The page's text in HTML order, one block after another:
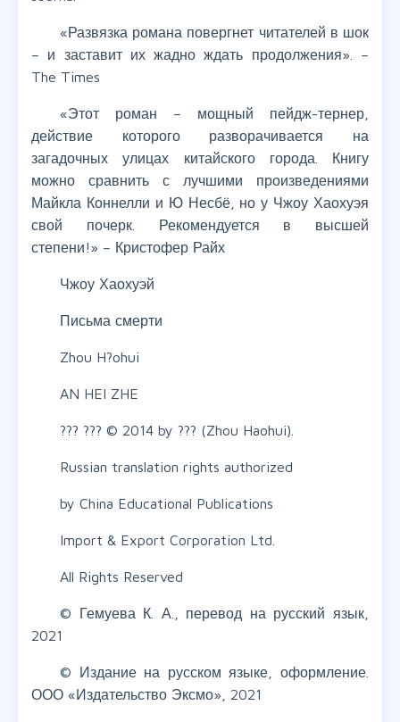
«Развязка романа повергнет читателей в шок
– и заставит их жадно ждать продолжения». –
The Times
«Этот роман – мощный пейдж-тернер,
действие которого разворачивается на
загадочных улицах китайского города. Книгу
можно сравнить с лучшими произведениями
Майкла Коннелли и Ю Несбё, но у Чжоу Хаохуэя
свой почерк. Рекомендуется в высшей
степени!» – Кристофер Райх
Чжоу Хаохуэй
Письма смерти
Zhou H?ohui
AN HEI ZHE
??? ??? © 2014 by ??? (Zhou Haohui).
Russian translation rights authorized
by China Educational Publications
Import & Export Corporation Ltd.
All Rights Reserved
© Гемуева К. А., перевод на русский язык,
2021
© Издание на русском языке, оформление.
ООО «Издательство Эксмо», 2021